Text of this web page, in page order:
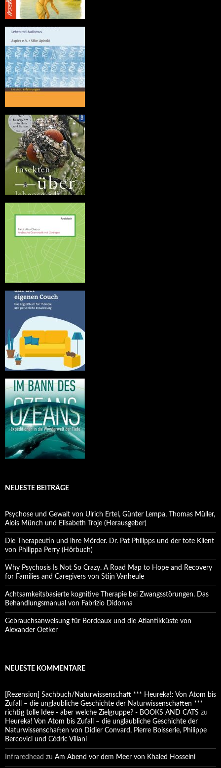
NEUESTE BEITRÄGE
Psychose und Gewalt von Ulrich Ertel, Günter Lempa, Thomas Müller,
Alois Münch und Elisabeth Troje (Herausgeber)
Die Therapeutin und ihre Mörder. Dr. Pat Philipps und der tote Klient
von Philippa Perry (Hörbuch)
Why Psychosis Is Not So Crazy. A Road Map to Hope and Recovery
for Families and Caregivers von Stijn Vanheule
Achtsamkeitsbasierte kognitive Therapie bei Zwangsstörungen. Das
Behandlungsmanual von Fabrizio Didonna
Gebrauchsanweisung für Bordeaux und die Atlantikküste von
Alexander Oetker
NEUESTE KOMMENTARE
[Rezension] Sachbuch/Naturwissenschaft *** Heureka!: Von Atom bis
Zufall – die unglaubliche Geschichte der Naturwissenschaften ***
richtig tolle Idee - aber welche Zielgruppe? - BOOKS AND CATS zu
Heureka! Von Atom bis Zufall – die unglaubliche Geschichte der
Naturwissenschaften von Didier Convard, Pierre Boisserie, Philippe
Bercovici und Cédric Villani
Infraredhead zu Am Abend vor dem Meer von Khaled Hosseini